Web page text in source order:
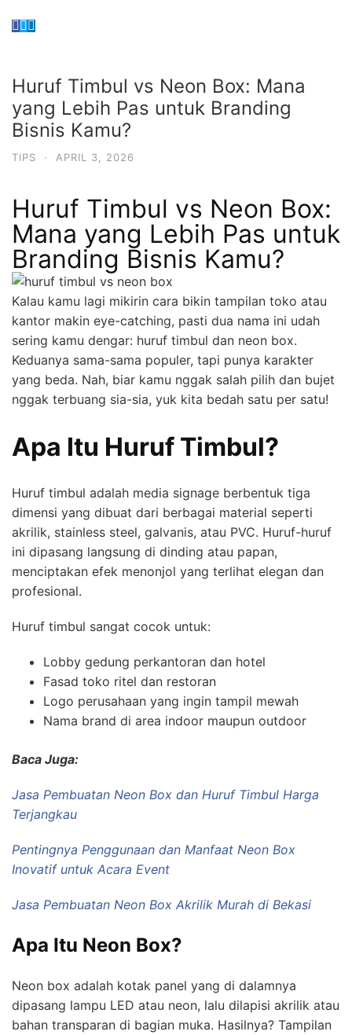
Huruf Timbul vs Neon Box: Mana
yang Lebih Pas untuk Branding
Bisnis Kamu?
TIPS · APRIL 3, 2026
Huruf Timbul vs Neon Box:
Mana yang Lebih Pas untuk
Branding Bisnis Kamu?
Kalau kamu lagi mikirin cara bikin tampilan toko atau
kantor makin eye-catching, pasti dua nama ini udah
sering kamu dengar: huruf timbul dan neon box.
Keduanya sama-sama populer, tapi punya karakter
yang beda. Nah, biar kamu nggak salah pilih dan bujet
nggak terbuang sia-sia, yuk kita bedah satu per satu!
Apa Itu Huruf Timbul?
Huruf timbul adalah media signage berbentuk tiga
dimensi yang dibuat dari berbagai material seperti
akrilik, stainless steel, galvanis, atau PVC. Huruf-huruf
ini dipasang langsung di dinding atau papan,
menciptakan efek menonjol yang terlihat elegan dan
profesional.
Huruf timbul sangat cocok untuk:
Lobby gedung perkantoran dan hotel
Fasad toko ritel dan restoran
Logo perusahaan yang ingin tampil mewah
Nama brand di area indoor maupun outdoor
Baca Juga:
Jasa Pembuatan Neon Box dan Huruf Timbul Harga
Terjangkau
Pentingnya Penggunaan dan Manfaat Neon Box
Inovatif untuk Acara Event
Jasa Pembuatan Neon Box Akrilik Murah di Bekasi
Apa Itu Neon Box?
Neon box adalah kotak panel yang di dalamnya
dipasang lampu LED atau neon, lalu dilapisi akrilik atau
bahan transparan di bagian muka. Hasilnya? Tampilan